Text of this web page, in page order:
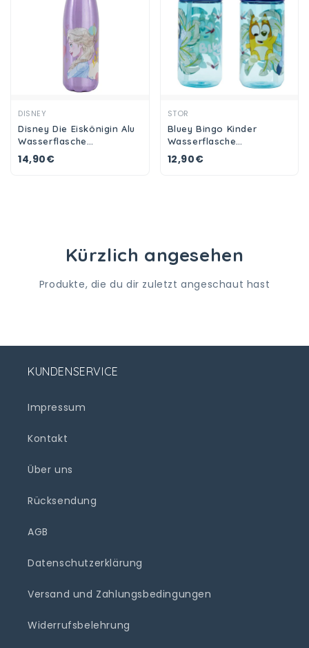
DISNEY
Disney Die Eiskönigin Alu
Wasserflasche
Trinkflasche Flasche 600
ml Anna Elsa
14,90€
STOR
Bluey Bingo Kinder
Wasserflasche
Trinkflasche Flasche 410
ml
12,90€
Kürzlich angesehen
Produkte, die du dir zuletzt angeschaut hast
KUNDENSERVICE
Impressum
Kontakt
Über uns
Rücksendung
AGB
Datenschutzerklärung
Versand und Zahlungsbedingungen
Widerrufsbelehrung